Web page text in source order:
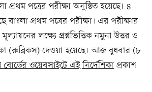
প্রথম পত্রের পরীক্ষা অনুষ্ঠিত হয়েছে। ৪
বাংলা প্রথম পত্রের পরীক্ষা। এর পরীক্ষার
লক্ষ্যে প্রশ্নভিত্তিক নমুনা উত্তর ও
(রুব্রিকস) দেওয়া হয়েছে। আজ বুধবার (৮
বোর্ডের ওয়েবসাইটে এই নির্দেশিকা প্রকাশ